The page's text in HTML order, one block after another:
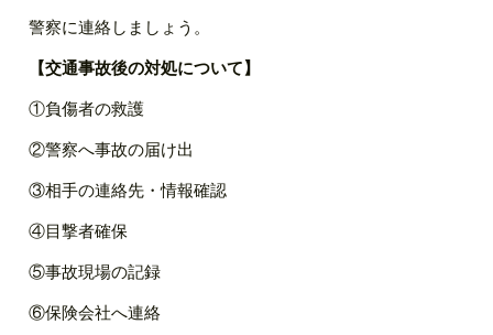
警察に連絡しましょう。
【交通事故後の対処について】
①負傷者の救護
②警察へ事故の届け出
③相手の連絡先・情報確認
④目撃者確保
⑤事故現場の記録
⑥保険会社へ連絡